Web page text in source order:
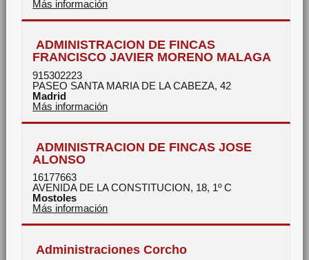
Más información
ADMINISTRACION DE FINCAS
FRANCISCO JAVIER MORENO MALAGA
915302223
PASEO SANTA MARIA DE LA CABEZA, 42
Madrid
Más información
ADMINISTRACION DE FINCAS JOSE
ALONSO
16177663
AVENIDA DE LA CONSTITUCION, 18, 1º C
Mostoles
Más información
Administraciones Corcho